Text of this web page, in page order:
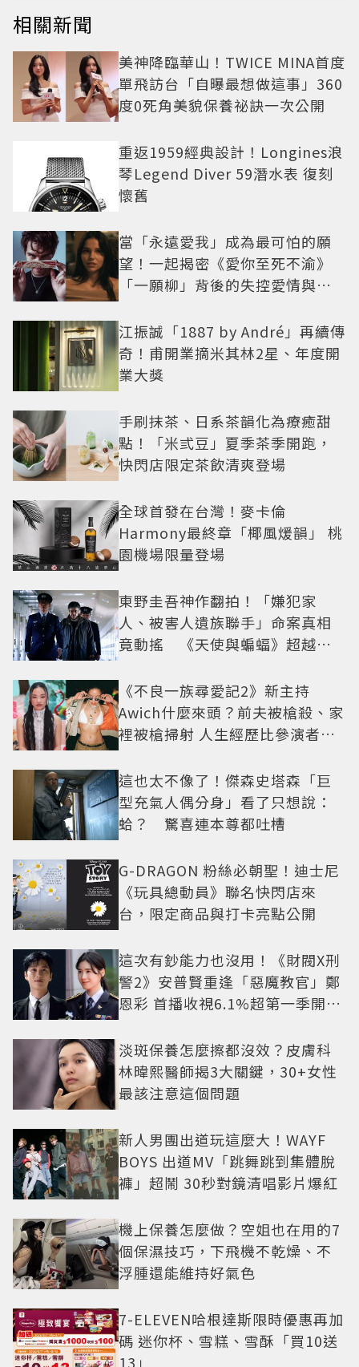
相關新聞
美神降臨華山！TWICE MINA首度
單飛訪台「自曝最想做這事」360
度0死角美貌保養祕訣一次公開
重返1959經典設計！Longines浪
琴Legend Diver 59潛水表 復刻
懷舊
當「永遠愛我」成為最可怕的願
望！一起揭密《愛你至死不渝》
「一願柳」背後的失控愛情與爆
江振誠「1887 by André」再續傳
奇！甫開業摘米其林2星、年度開
業大獎
手刷抹茶、日系茶韻化為療癒甜
點！「米弎豆」夏季茶季開跑，
快閃店限定茶飲清爽登場
全球首發在台灣！麥卡倫
Harmony最終章「椰風煖韻」 桃
園機場限量登場
東野圭吾神作翻拍！「嫌犯家
人、被害人遺族聯手」命案真相
竟動搖 《天使與蝙蝠》超越懸
《不良一族尋愛記2》新主持
Awich什麼來頭？前夫被槍殺、家
裡被槍掃射 人生經歷比參演者還
這也太不像了！傑森史塔森「巨
型充氣人偶分身」看了只想說：
蛤？ 驚喜連本尊都吐槽
G-DRAGON 粉絲必朝聖！迪士尼
《玩具總動員》聯名快閃店來
台，限定商品與打卡亮點公開
這次有鈔能力也沒用！《財閥X刑
警2》安普賢重逢「惡魔教官」鄭
恩彩 首播收視6.1%超第一季開紅
淡斑保養怎麼擦都沒效？皮膚科
林暐熙醫師揭3大關鍵，30+女性
最該注意這個問題
新人男團出道玩這麼大！WAYF
BOYS 出道MV「跳舞跳到集體脫
褲」超鬧 30秒對鏡清唱影片爆紅
機上保養怎麼做？空姐也在用的7
個保濕技巧，下飛機不乾燥、不
浮腫還能維持好氣色
7-ELEVEN哈根達斯限時優惠再加
碼 迷你杯、雪糕、雪酥「買10送
13」